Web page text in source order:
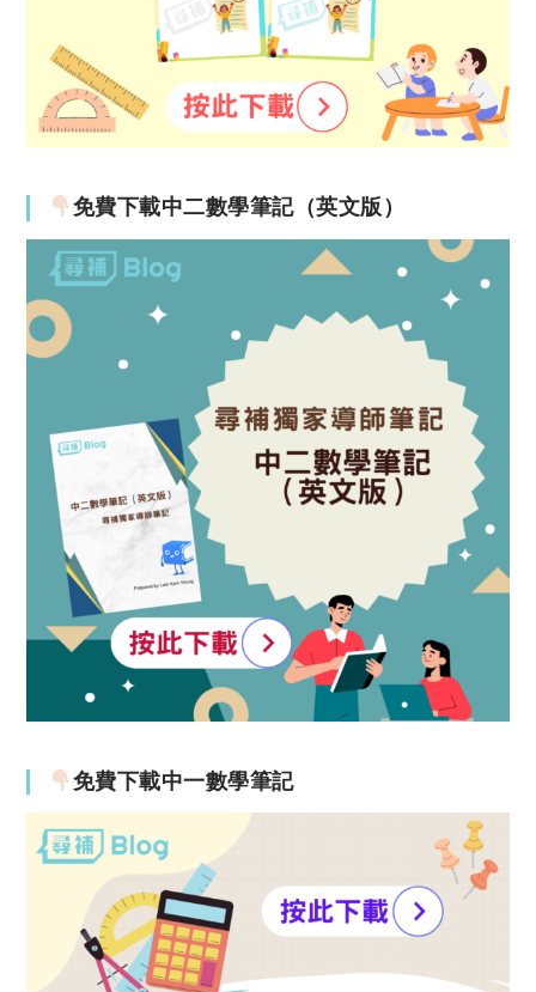
免費下載中二數學筆記（英文版）
免費下載中一數學筆記